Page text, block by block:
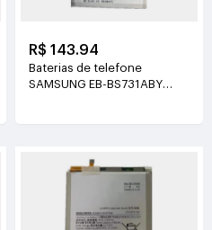
R$ 143.94
Baterias de telefone
SAMSUNG EB-BS731ABY